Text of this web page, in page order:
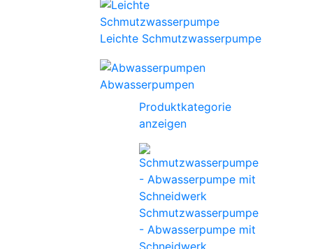
Leichte Schmutzwasserpumpe
Abwasserpumpen
Produktkategorie
anzeigen
Schmutzwasserpumpe
- Abwasserpumpe mit
Schneidwerk